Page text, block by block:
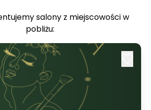
salony z miejscowości w
pobliżu: